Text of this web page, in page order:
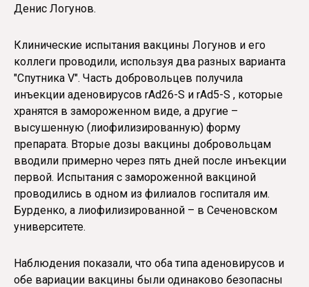
Денис Логунов.
Клинические испытания вакцины Логунов и его
коллеги проводили, используя два разных варианта
"Спутника V". Часть добровольцев получила
инъекции аденовирусов rAd26-S и rAd5-S , которые
хранятся в замороженном виде, а другие –
высушенную (лиофилизированную) форму
препарата. Вторые дозы вакцины добровольцам
вводили примерно через пять дней после инъекции
первой. Испытания с замороженной вакциной
проводились в одном из филиалов госпиталя им.
Бурденко, а лиофилизированной – в Сеченовском
университете.
Наблюдения показали, что оба типа аденовирусов и
обе вариации вакцины были одинаково безопасны